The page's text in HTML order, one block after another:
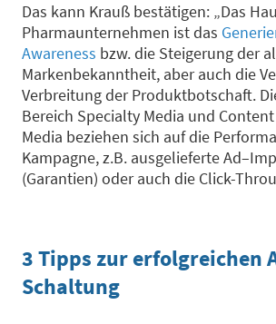
Das kann Krauß bestätigen: „Das
Pharmaunternehmen istdas
Awareness bzw. die Steigerung der
Markenbekanntheit, aber auch die
Verbreitung der Produktbotschaft.
Bereich Specialty Media und Content
Media beziehen sich auf die
Kampagne, z.B. ausgelieferte Ad–
(Garantien) oder auch die Click-
3Tipps zurerfolgreichen
Schaltung